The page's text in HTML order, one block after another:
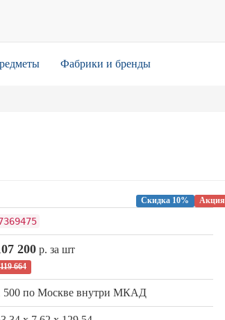
Фабрики и бренды
Акция
Скидка 10%
200р. за шт
119 664
500 по Москве внутри МКАД